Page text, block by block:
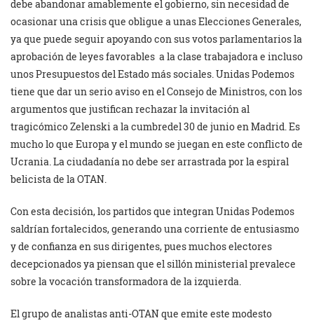
debe abandonar amablemente el gobierno, sin necesidad de
ocasionar una crisis que obligue a unas Elecciones Generales,
ya que puede seguir apoyando con sus votos parlamentarios la
aprobación de leyes favorables a la clase trabajadora e incluso
unos Presupuestos del Estado más sociales. Unidas Podemos
tiene que dar un serio aviso en el Consejo de Ministros, con los
argumentos que justifican rechazar la invitación al
tragicómico Zelenski a la cumbredel 30 de junio en Madrid. Es
mucho lo que Europa y el mundo se juegan en este conflicto de
Ucrania. La ciudadanía no debe ser arrastrada por la espiral
belicista de la OTAN.
Con esta decisión, los partidos que integran Unidas Podemos
saldrían fortalecidos, generando una corriente de entusiasmo
y de confianza en sus dirigentes, pues muchos electores
decepcionados ya piensan que el sillón ministerial prevalece
sobre la vocación transformadora de la izquierda.
El grupo de analistas anti-OTAN que emite este modesto